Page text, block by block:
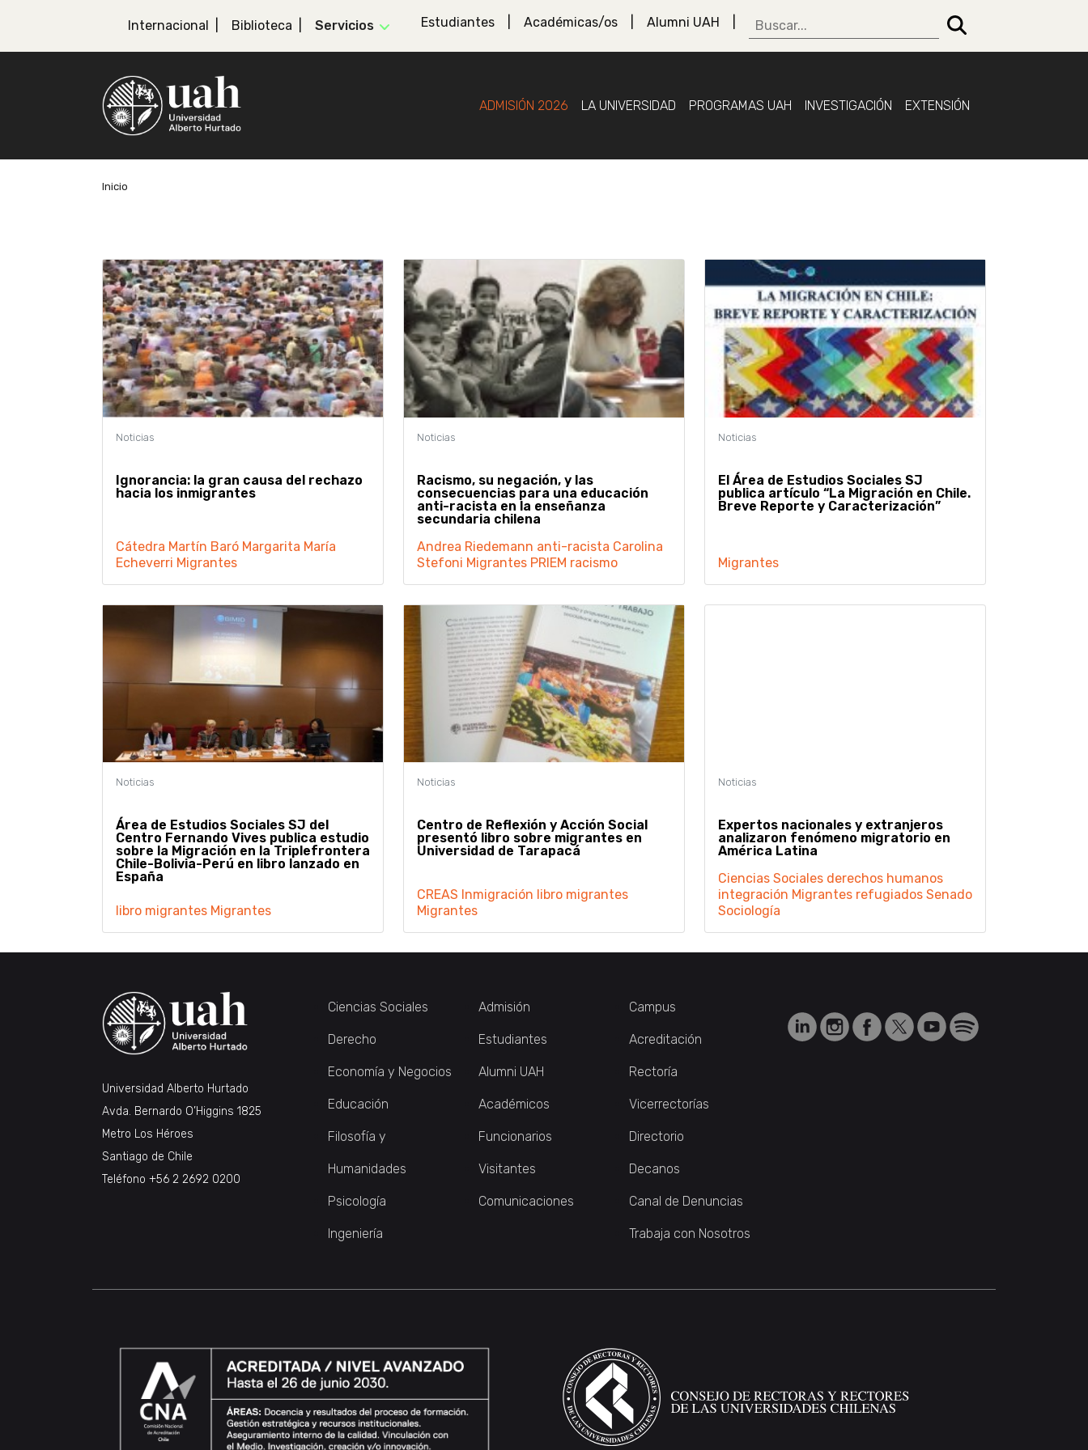
Internacional Biblioteca Servicios Estudiantes Académicas/os Alumni UAH
ADMISIÓN 2026 LA UNIVERSIDAD PROGRAMAS UAH INVESTIGACIÓN EXTENSIÓN
Inicio
Ignorancia: la gran causa del rechazo
hacia los inmigrantes
Cátedra Martín Baró Margarita María
Echeverri Migrantes
Racismo, su negación, y las
consecuencias para una educación
anti-racista en la enseñanza
secundaria chilena
Andrea Riedemann anti-racista Carolina
Stefoni Migrantes PRIEM racismo
El Área de Estudios Sociales SJ
publica artículo “La Migración en Chile.
Breve Reporte y Caracterización”
Migrantes
Área de Estudios Sociales SJ del
Centro Fernando Vives publica estudio
sobre la Migración en la Triplefrontera
Chile-Bolivia-Perú en libro lanzado en
España
libro migrantes Migrantes
Centro de Reflexión y Acción Social
presentó libro sobre migrantes en
Universidad de Tarapacá
CREAS Inmigración libro migrantes
Migrantes
Expertos nacionales y extranjeros
analizaron fenómeno migratorio en
América Latina
Ciencias Sociales derechos humanos
integración Migrantes refugiados Senado
Sociología
Universidad Alberto Hurtado
Avda. Bernardo O’Higgins 1825
Metro Los Héroes
Santiago de Chile
Teléfono +56 2 2692 0200
Ciencias Sociales
Derecho
Economía y Negocios
Educación
Filosofía y
Humanidades
Psicología
Ingeniería
Admisión
Estudiantes
Alumni UAH
Académicos
Funcionarios
Visitantes
Comunicaciones
Campus
Acreditación
Rectoría
Vicerrectorías
Directorio
Decanos
Canal de Denuncias
Trabaja con Nosotros